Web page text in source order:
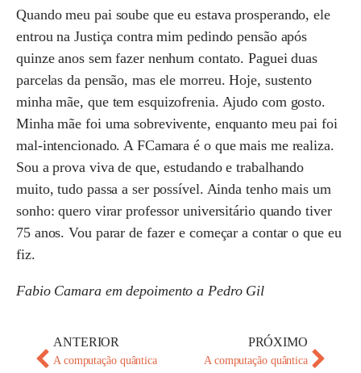
Quando meu pai soube que eu estava prosperando, ele
entrou na Justiça contra mim pedindo pensão após
quinze anos sem fazer nenhum contato. Paguei duas
parcelas da pensão, mas ele morreu. Hoje, sustento
minha mãe, que tem esquizofrenia. Ajudo com gosto.
Minha mãe foi uma sobrevivente, enquanto meu pai foi
mal-intencionado. A FCamara é o que mais me realiza.
Sou a prova viva de que, estudando e trabalhando
muito, tudo passa a ser possível. Ainda tenho mais um
sonho: quero virar professor universitário quando tiver
75 anos. Vou parar de fazer e começar a contar o que eu
fiz.
Fabio Camara em depoimento a Pedro Gil
ANTERIOR
A computação quântica
PRÓXIMO
A computação quântica